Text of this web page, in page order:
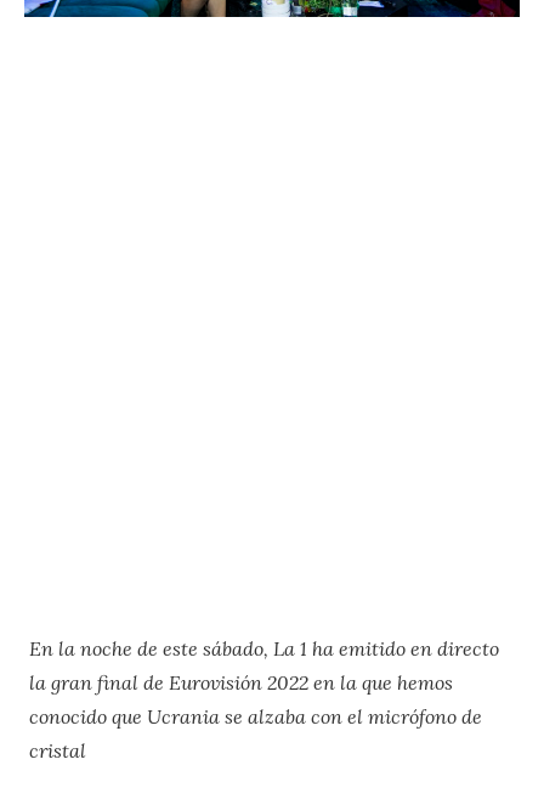
En la noche de este sábado, La 1 ha emitido en directo
la gran final de Eurovisión 2022 en la que hemos
conocido que Ucrania se alzaba con el micrófono de
cristal